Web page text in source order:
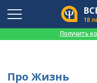
18
Получить
Про Жизнь